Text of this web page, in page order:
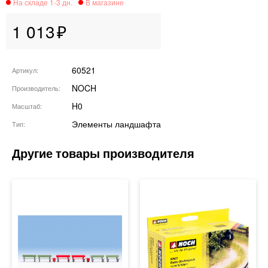
1 013
Артикул 60521
Производитель NOCH
Масштаб H0
Тип Элементы ландшафта